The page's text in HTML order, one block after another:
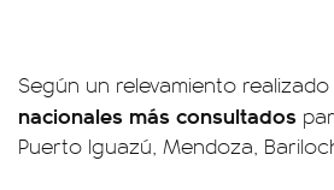
Según un relevamiento
nacionales más consultados
Puerto Iguazú, Mendoza,